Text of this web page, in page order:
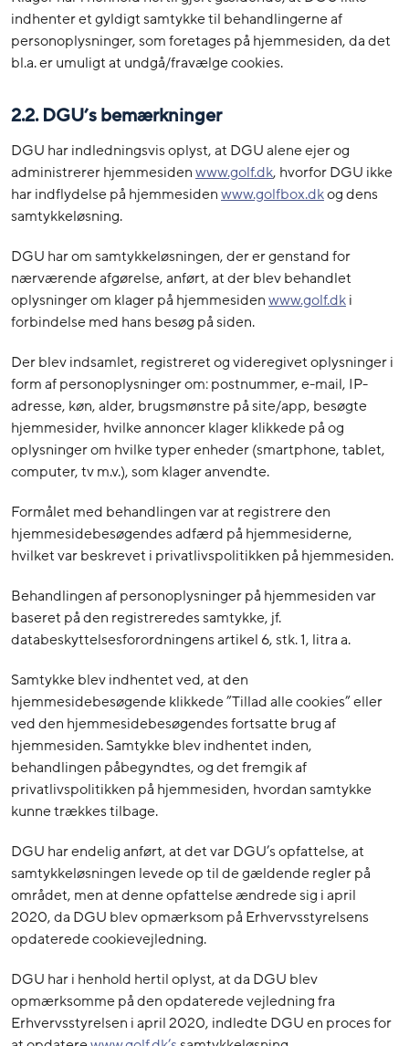
indhenter et gyldigt samtykke til behandlingerne af
personoplysninger, som foretages på hjemmesiden, da det
bl.a. er umuligt at undgå/fravælge cookies.
2.2. DGU’s bemærkninger
DGU har indledningsvis oplyst, at DGU alene ejer og
administrerer hjemmesidenwww.golf.dk, hvorfor DGU ikke
har indflydelse på hjemmesidenwww.golfbox.dkog dens
samtykkeløsning.
DGU har om samtykkeløsningen, der er genstand for
nærværende afgørelse, anført, at der blev behandlet
oplysninger om klager på hjemmesidenwww.golf.dki
forbindelse med hans besøg på siden.
Der blev indsamlet, registreret og videregivet oplysninger i
form af personoplysninger om: postnummer, e-mail, IP-
adresse, køn, alder, brugsmønstre på site/app, besøgte
hjemmesider, hvilke annoncer klager klikkede på og
oplysninger om hvilke typer enheder (smartphone, tablet,
computer, tv m.v.), som klager anvendte.
Formålet med behandlingen var at registrere den
hjemmesidebesøgendes adfærd på hjemmesiderne,
hvilket var beskrevet i privatlivspolitikken på hjemmesiden.
Behandlingen af personoplysninger på hjemmesiden var
baseret på den registreredes samtykke, jf.
databeskyttelsesforordningens artikel 6, stk. 1, litra a.
Samtykke blev indhentet ved, at den
hjemmesidebesøgende klikkede ”Tillad alle cookies” eller
ved den hjemmesidebesøgendes fortsatte brug af
hjemmesiden. Samtykke blev indhentet inden,
behandlingen påbegyndtes, og det fremgik af
privatlivspolitikken på hjemmesiden, hvordan samtykke
kunne trækkes tilbage.
DGU har endelig anført, at det var DGU’s opfattelse, at
samtykkeløsningen levede op til de gældende regler på
området, men at denne opfattelse ændrede sig i april
2020, da DGU blev opmærksom på Erhvervsstyrelsens
opdaterede cookievejledning.
DGU har i henhold hertil oplyst, at da DGU blev
opmærksomme på den opdaterede vejledning fra
Erhvervsstyrelsen i april 2020, indledte DGU en proces for